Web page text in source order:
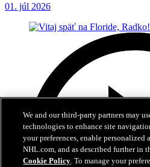
01. júl 2026
We and our third-party partners may
technologies to enhance site
your preferences, enable
NHL.com, and as described further in
Cookie Policy. To manage your